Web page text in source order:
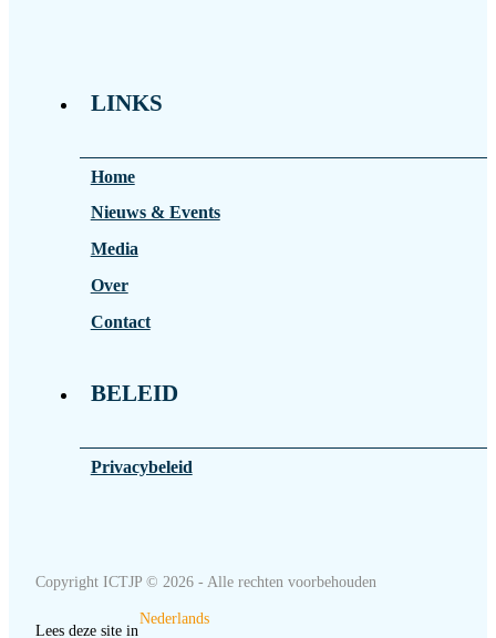
LINKS
Home
Nieuws & Events
Media
Over
Contact
BELEID
Privacybeleid
Copyright ICTJP © 2026 - Alle rechten voorbehouden
Lees deze site in
Nederlands